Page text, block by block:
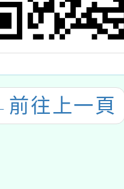
前往上一頁